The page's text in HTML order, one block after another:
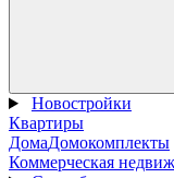
Новостройки
Квартиры
ДомаДомокомплекты
Коммерческая